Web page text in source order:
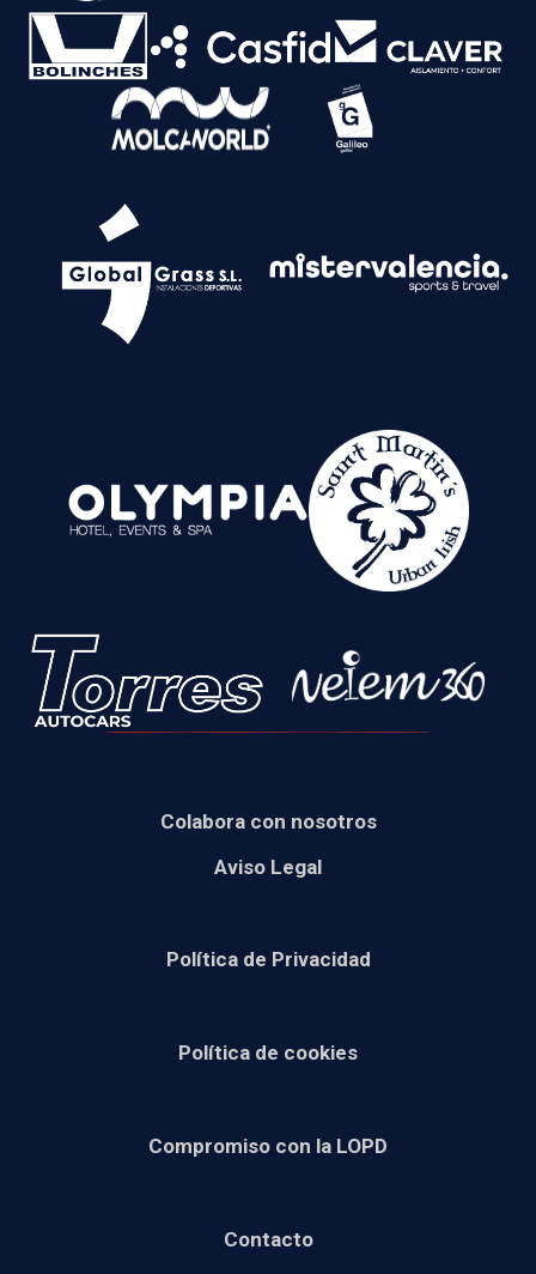
Colabora con nosotros
Aviso Legal
Política de Privacidad
Política de cookies
Compromiso con la LOPD
Contacto